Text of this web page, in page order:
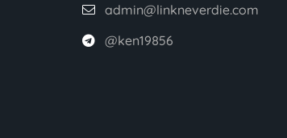
admin@linkneverdie.com
@ken19856